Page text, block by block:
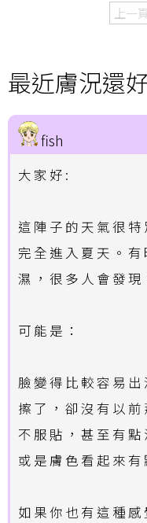
上一頁
最近膚況還
fish
大家好:
這陣子的天氣很
完全進入夏天。
濕，很多人會發現
可能是：
臉變得比較容易
擦了，卻沒有以
不服貼，甚至有點
或是膚色看起來有
如果你也有這種